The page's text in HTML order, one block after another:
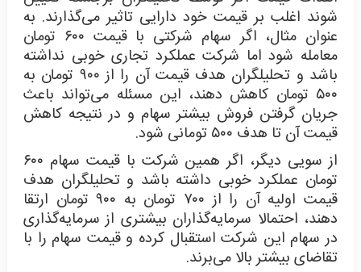
شوند اغلب بر قیمت خود دارایی تاثیر می‌گذارند. به
عنوان مثال، اگر سهام شرکتی با قیمت ۶۰۰ تومان
معامله شود اما شرکت عملکرد تجاری خوبی نداشته
باشد و تحلیلگران هدف قیمت آن را از ۹۰۰ تومان به
۵۰۰ تومان کاهش دهند، این مسئله می‌تواند باعث
جریان گرفتن فروش بیشتر سهام و در نتیجه کاهش
قیمت آن تا هدف ۵۰۰ تومانی شود.
از سویی دیگر، اگر همین شرکت با قیمت سهام ۶۰۰
تومان عملکرد خوبی داشته باشد و تحلیلگران هدف
قیمت اولیه آن را از ۷۰۰ تومان به ۹۰۰ تومان ارتقا
دهند، احتمالا سرمایه‌گذاران بیشتری از سرمایه‌گذاری
در سهام این شرکت استقبال کرده و قیمت سهام را با
تقاضای بیشتر بالا می‌برند.